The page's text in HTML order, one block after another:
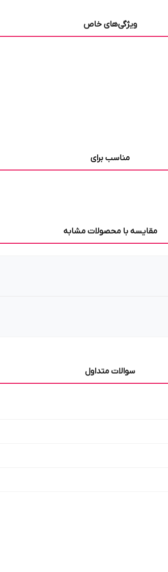
ویژگی‌های خاص
مناسب برای
مقایسه با محصولات مشابه
سوالات متداول